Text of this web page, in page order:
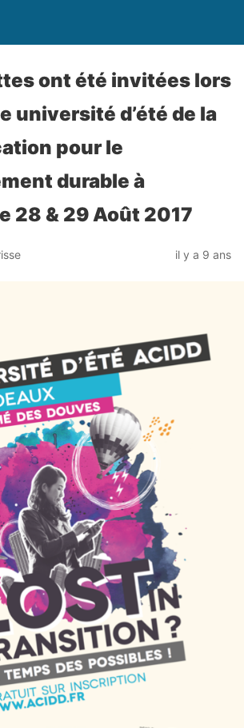
ont été invitées lors
université d’été de la
pour le
durable à
28 & 29 Août 2017
il y a 9 ans